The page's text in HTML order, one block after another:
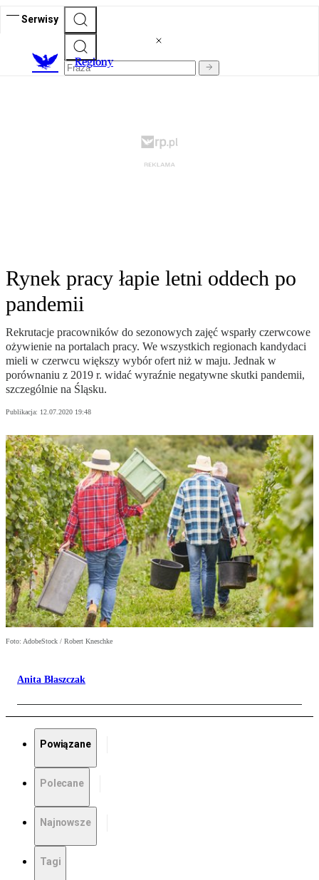
Serwisy
Regiony
Rynek pracy łapie letni oddech po
pandemii
Rekrutacje pracowników do sezonowych zajęć wsparły czerwcowe
ożywienie na portalach pracy. We wszystkich regionach kandydaci
mieli w czerwcu większy wybór ofert niż w maju. Jednak w
porównaniu z 2019 r. widać wyraźnie negatywne skutki pandemii,
szczególnie na Śląsku.
Publikacja: 12.07.2020 19:48
Foto: AdobeStock / Robert Kneschke
Anita Błaszczak
Powiązane
Polecane
Najnowsze
Tagi